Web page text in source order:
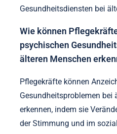
Gesundheitsdiensten bei
Wie können
psychischen
älteren Menschen
Pflegekräfte können
Gesundheitsproblemen bei
erkennen, indem sie
der Stimmung und im